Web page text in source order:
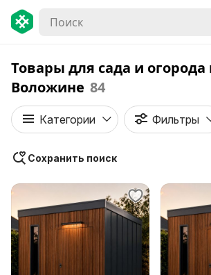
Товары для сада и огорода
Воложине 84
Категории Фильтры
Сохранить поиск